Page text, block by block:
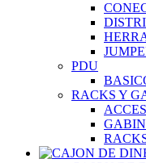
PDU
RACKS Y